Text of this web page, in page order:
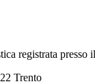
registrata
Trento